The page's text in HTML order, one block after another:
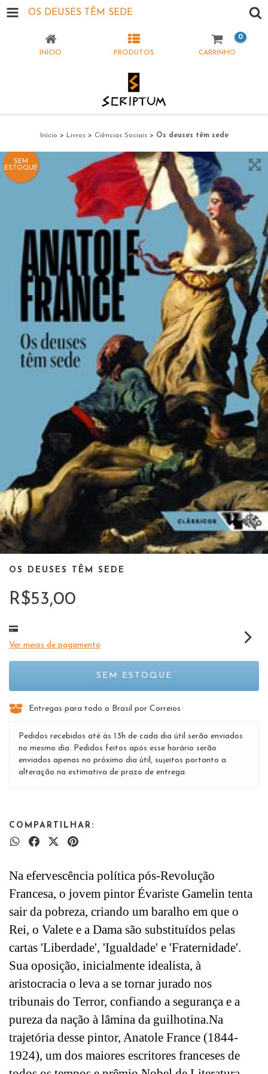
OS DEUSES TÊM SEDE
INÍCIO PRODUTOS CARRINHO
0
Início > Livros > Ciências Sociais > Os deuses têm sede
SEM
ESTOQUE
OS DEUSES TÊM SEDE
R$53,00
Ver meios de pagamento
Entregas para todo o Brasil por Correios
Pedidos recebidos até às 13h de cada dia útil serão enviados
no mesmo dia. Pedidos feitos após esse horário serão
enviados apenas no próximo dia útil, sujeitos portanto a
alteração na estimativa de prazo de entrega.
COMPARTILHAR:
Na efervescência política pós-Revolução
Francesa, o jovem pintor Évariste Gamelin tenta
sair da pobreza, criando um baralho em que o
Rei, o Valete e a Dama são substituídos pelas
cartas 'Liberdade', 'Igualdade' e 'Fraternidade'.
Sua oposição, inicialmente idealista, à
aristocracia o leva a se tornar jurado nos
tribunais do Terror, confiando a segurança e a
pureza da nação à lâmina da guilhotina.Na
trajetória desse pintor, Anatole France (1844-
1924), um dos maiores escritores franceses de